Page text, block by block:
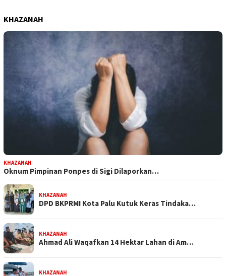
KHAZANAH
KHAZANAH
Oknum Pimpinan Ponpes di Sigi Dilaporkan…
KHAZANAH
DPD BKPRMI Kota Palu Kutuk Keras Tindaka…
KHAZANAH
Ahmad Ali Waqafkan 14 Hektar Lahan di Am…
KHAZANAH